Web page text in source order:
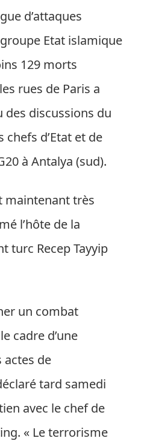
d’attaques
Etat islamique
129 morts
rues de Paris a
des discussions du
d’Etat et de
à Antalya (sud).
maintenant très
l’hôte de la
turc Recep Tayyip
un combat
cadre d’une
actes de
tard samedi
avec le chef de
« Le terrorisme